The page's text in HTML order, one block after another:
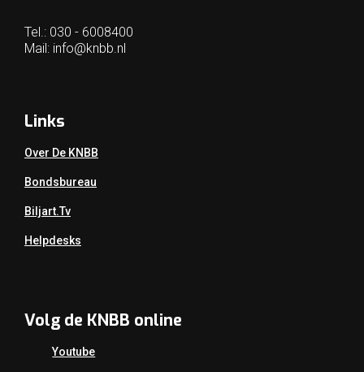
Tel.: 030 - 6008400
Mail: info@knbb.nl
Links
Over De KNBB
Bondsbureau
Biljart.tv
Helpdesks
Volg de KNBB online
Youtube